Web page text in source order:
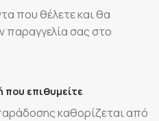
που θέλετε και θα
παραγγελία σας στο
που επιθυμείτε
καθορίζεται από